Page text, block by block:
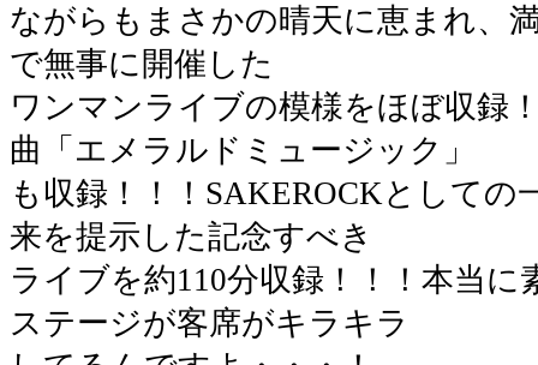
ながらもまさかの晴天に恵まれ、
で無事に開催した
ワンマンライブの模様をほぼ収録
曲「エメラルドミュージック」
も収録！！！SAKEROCKとしての
来を提示した記念すべき
ライブを約110分収録！！！本当
ステージが客席がキラキラ